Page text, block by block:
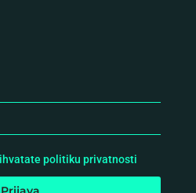
politiku privatnosti